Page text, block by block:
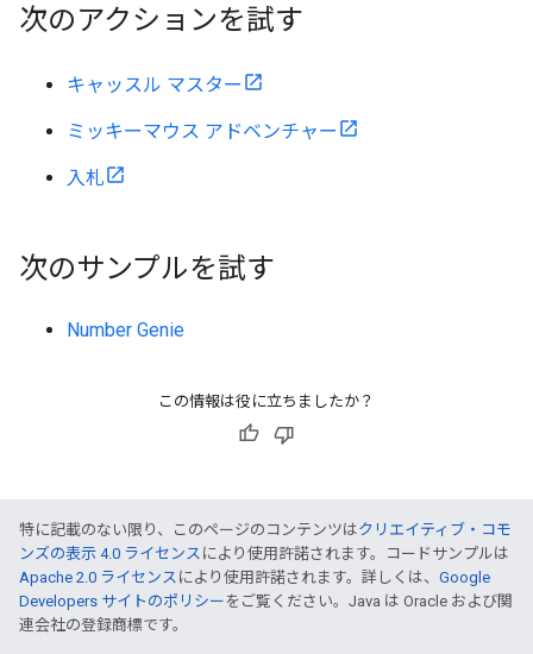
次のアクションを試す
キャッスル マスター
ミッキーマウス アドベンチャー
入札
次のサンプルを試す
Number Genie
この情報は役に立ちましたか？
特に記載のない限り、このページのコンテンツはクリエイティブ・コモ
ンズの表示 4.0 ライセンス により使用許諾されます。コードサンプルは
Apache 2.0 ライセンス により使用許諾されます。詳しくは、 Google
Developers サイトのポリシー をご覧ください。Java は Oracle および関
連会社の登録商標です。